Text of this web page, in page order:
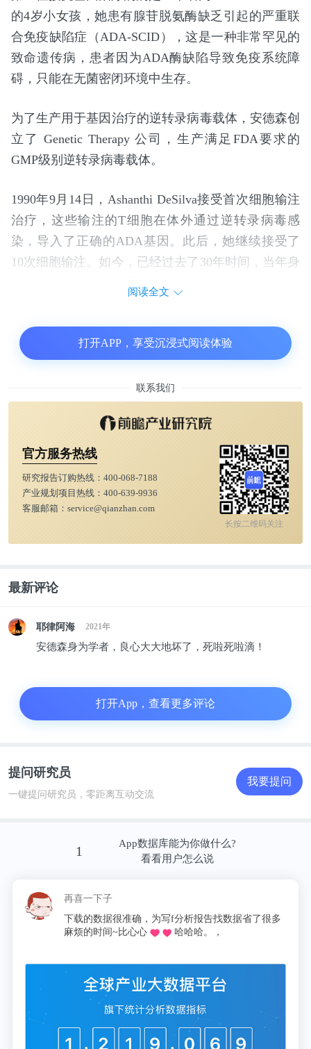
的4岁小女孩，她患有腺苷脱氨酶缺乏引起的严重联
合免疫缺陷症（ADA-SCID），这是一种非常罕见的
致命遗传病，患者因为ADA酶缺陷导致免疫系统障
碍，只能在无菌密闭环境中生存。
为了生产用于基因治疗的逆转录病毒载体，安德森创
立了 Genetic Therapy 公司，生产满足FDA要求的
GMP级别逆转录病毒载体。
1990年9月14日，Ashanthi DeSilva接受首次细胞输注
治疗，这些输注的T细胞在体外通过逆转录病毒感
染，导入了正确的ADA基因。此后，她继续接受了
10次细胞输注。如今，已经过去了30年时间，当年身
患绝症的小女孩如今已经健康的活到了35岁，成为了
1990年，安德森（中）在新闻发布会上宣布第一个基
Therapy》并出任主编，刊登基因治疗领域研究论文
治疗领域的第一本同行评审期刊，为推动基因治疗发
展做出了重要贡献，也在生物学和医学领域享有盛
值得一提的是，安德森运动天赋并不逊色于他的科研
拳道作为表演项目，安德森成为跆拳道运动员队医。
他还发表了多篇预防和治疗跆拳道损伤的运动医学文
2004年7月30日，安德森被指控对实验室同事的小女
儿实施长达4年的猥亵和性骚扰而被捕，2007年2月2
但是安德森始终拒绝承认自己有罪，在服刑期间，他
坚持自学法律试图为自己辩护，但他的上诉全都失败
阅读全文
打开APP，享受沉浸式阅读体验
联系我们
官方服务热线
研究报告订购热线： 400-068-7188
产业规划项目热线： 400-639-9936
客服邮箱： service@qianzhan.com
长按二维码关注
最新评论
耶律阿海 2021年
安德森身为学者，良心大大地坏了，死啦死啦滴！
打开App，查看更多评论
提问研究员
一键提问研究员，零距离互动交流
我要提问
1
App数据库能为你做什么?
看看用户怎么说
再喜一下子
下载的数据很准确，为写f分析报告找数据省了很多
麻烦的时间~比心心
哈哈哈。，